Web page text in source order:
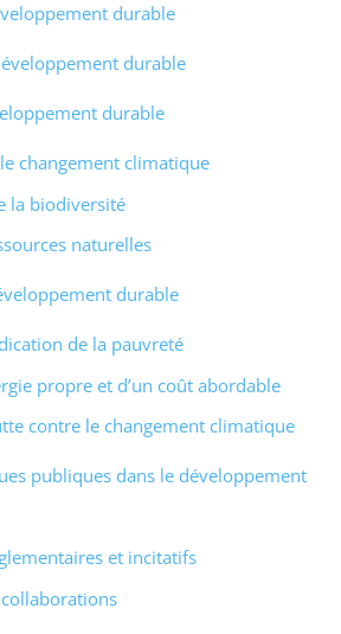
durable
durable
durable
changement climatique
la biodiversité
naturelles
durable
de la pauvreté
propre et d’un coût abordable
contre le changement climatique
publiques dans le développement
et incitatifs